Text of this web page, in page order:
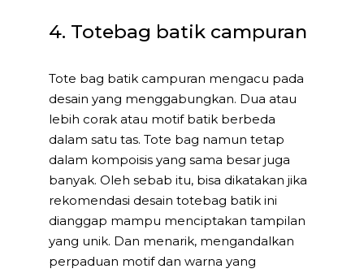
4. Totebag batik campuran
Tote bag batik campuran mengacu pada
desain yang menggabungkan. Dua atau
lebih corak atau motif batik berbeda
dalam satu tas. Tote bag namun tetap
dalam kompoisis yang sama besar juga
banyak. Oleh sebab itu, bisa dikatakan jika
rekomendasi desain totebag batik ini
dianggap mampu menciptakan tampilan
yang unik. Dan menarik, mengandalkan
perpaduan motif dan warna yang